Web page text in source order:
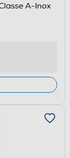
A-Inox